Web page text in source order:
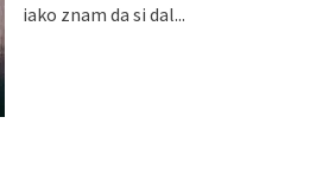
iako znam da si dal...